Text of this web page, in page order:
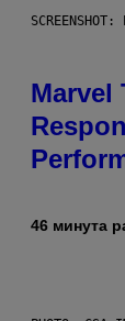
Marvel
46 минута